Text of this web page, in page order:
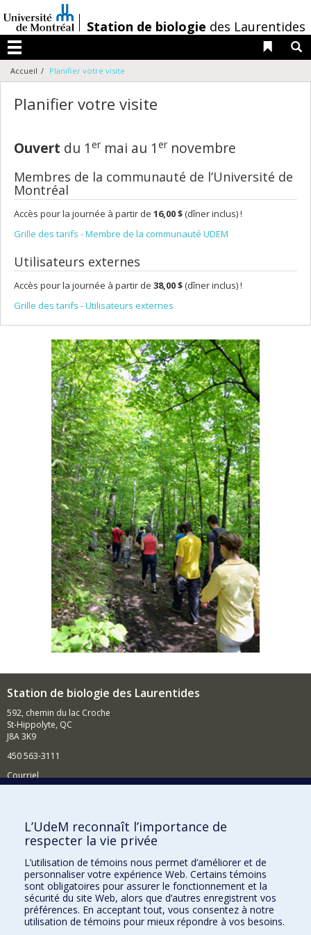
au
contenu
/
Station de biologie des Laurentides
Menu
Liens
Accueil Planifier votre visite
Planifier votre visite
Ouvert du 1 ermai au 1 ernovembre
Membres de la communauté de l’Université de
Montréal
Accès pour la journée à partir de 16,00 $(dîner inclus) !
Grille des tarifs - Membre de la communauté UDEM
Utilisateurs externes
Accès pour la journée à partir de 38,00 $(dîner inclus) !
Grille des tarifs - Utilisateurs externes
Station de biologie des Laurentides
592, chemin du lac Croche
St-Hippolyte, QC
J8A 3K9
450 563-3111
Courriel
Comment soutenir la SBL?
BESOIN D'AIDE?
Plan du site
Signaler une erreur
Accessibilité
FACULTÉ DES ARTS ET DES SCIENCES
L’UdeM reconnaît l’importance de
respecter la vie privée
L’utilisation de témoins nous permet d’améliorer et de
personnaliser votre expérience Web. Certains témoins
sont obligatoires pour assurer le fonctionnement et la
sécurité du site Web, alors que d’autres enregistrent vos
préférences. En acceptant tout, vous consentez à notre
utilisation de témoins pour mieux répondre à vos besoins.